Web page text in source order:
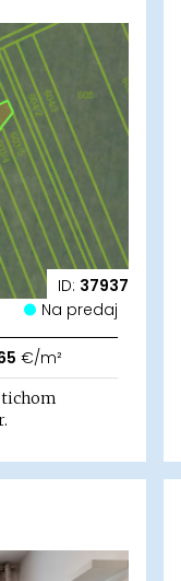
ID: 37937
Na predaj
€/m²
tichom